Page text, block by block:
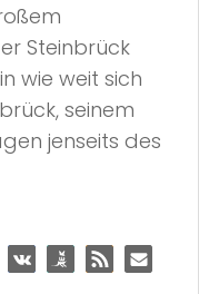
Steinbrück
wie weit sich
seinem
jenseits des